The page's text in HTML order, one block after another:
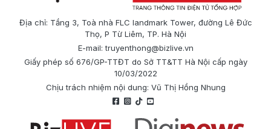
Địa chỉ: Tầng 3, Toà nhà FLC landmark Tower, đường Lê Đức
Thọ, P Từ Liêm, TP. Hà Nội
E-mail:truyenthong@bizlive.vn
Giấy phép số 676/GP-TTĐT do Sở TT&TT Hà Nội cấp ngày
10/03/2022
Chịu trách nhiệm nội dung: Vũ Thị Hồng Nhung